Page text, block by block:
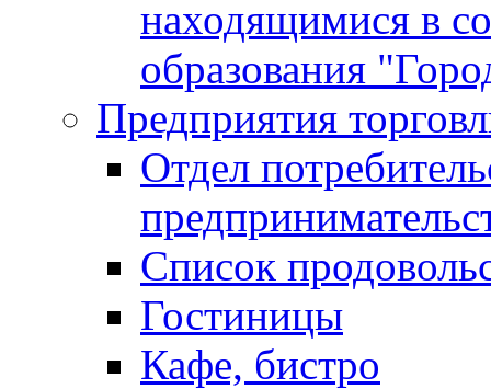
находящимися в
образования
Предприятия
Отдел
Список
Гостиницы
Кафе, бистро